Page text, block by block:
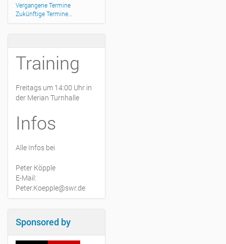
Vergangene Termine
Zukünftige Termine…
Training
Freitags um 14:00 Uhr in
der Merian Turnhalle
Infos
Alle Infos bei
Peter Köpple
E-Mail:
Peter.Koepple@swr.de
Sponsored by